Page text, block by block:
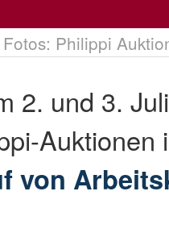
Fotos: Philippi
2. und 3.
Auktionen
von